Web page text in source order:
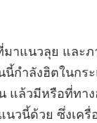
าแนวลุย และ
กำลังฮิตในกร
แล้วมีหรือที่ทา
นวนี้ด้วย ซึ่งเค